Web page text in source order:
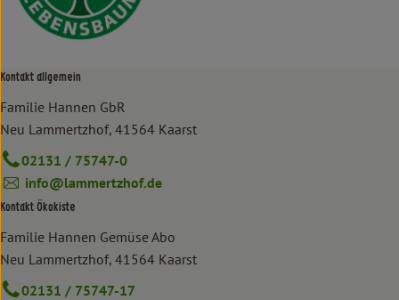
Kontakt allgemein
Familie Hannen GbR
Neu Lammertzhof, 41564 Kaarst
02131 / 75747-0
info@lammertzhof.de
Kontakt Ökokiste
Familie Hannen Gemüse Abo
Neu Lammertzhof, 41564 Kaarst
02131 / 75747-17